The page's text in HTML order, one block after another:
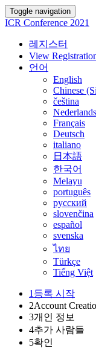
Toggle navigation
ICR Conference 2021
레지스터
View
언어
English
Chinese
čeština
Nederlands
Français
Deutsch
italiano
日本語
한국어
Melayu
português
русский
slovenčina
español
svenska
ไทย
Türkçe
Tiếng Việt
1 등록 시작
2Account
3개인 정보
4추가 사람들
5확인